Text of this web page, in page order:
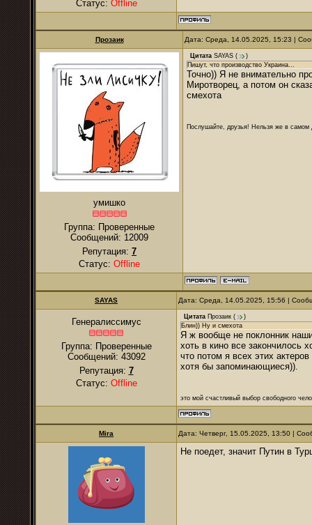
Статус: Offline
Прозаик Дата: Среда, 14.05.2025, 15:23 |
умишко
Группа: Проверенные
Сообщений: 12009
Репутация: 7
Статус: Offline
Цитата SAYAS (
)
Пишут, что производство Украина...
Точно)) Я не внимательно
Миротворец, а потом он
смехота
Послушайте, друзья! Нельзя же в самом
SAYAS Дата: Среда, 14.05.2025, 15:56 |
Генералиссимус
Группа: Проверенные
Сообщений: 43092
Репутация: 7
Статус: Offline
Цитата Прозаик (
)
Блин)) Ну и смехота
Я ж вообще не поклонник
хоть в кино все закончилось
что потом я всех этих
хотя бы запоминающиеся)).
это мой счастливый выбор свободного
Mira Дата: Четверг, 15.05.2025, 13:50 |
Не поедет, значит Путин в